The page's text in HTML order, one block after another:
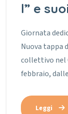
l” e
Giornata
Nuova tappa
collettivo nel
febbraio, dalle
Leggi